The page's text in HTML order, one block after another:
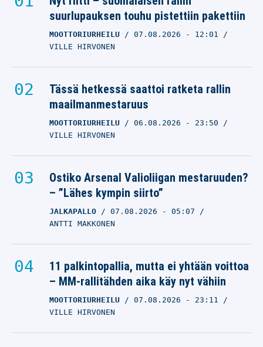
suurlupauksen touhu pistettiin pakettiin
MOOTTORIURHEILU 07.08.2026 - 12:01
VILLE HIRVONEN
Tässä hetkessä saattoi ratketa rallin
maailmanmestaruus
MOOTTORIURHEILU 06.08.2026 - 23:50
VILLE HIRVONEN
Ostiko Arsenal Valioliigan mestaruuden?
– ”Lähes kympin siirto”
JALKAPALLO 07.08.2026 - 05:07
ANTTI MAKKONEN
11 palkintopallia, mutta ei yhtään voittoa
– MM-rallitähden aika käy nyt vähiin
MOOTTORIURHEILU 07.08.2026 - 23:11
VILLE HIRVONEN